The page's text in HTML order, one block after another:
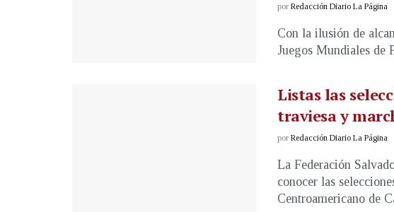
por Redacción Diario La Página
Con la ilusión de
Juegos Mundiales de
Listas las
traviesa y
por Redacción Diario La Página
La Federación
conocer las
Centroamericano de